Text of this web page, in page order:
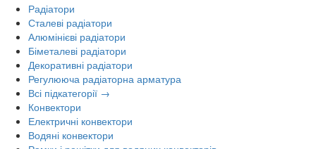
Радіатори
Сталеві радіатори
Алюмінієві радіатори
Біметалеві радіатори
Декоративні радіатори
Регулююча радіаторна арматура
Всі підкатегорії →
Конвектори
Електричні конвектори
Водяні конвектори